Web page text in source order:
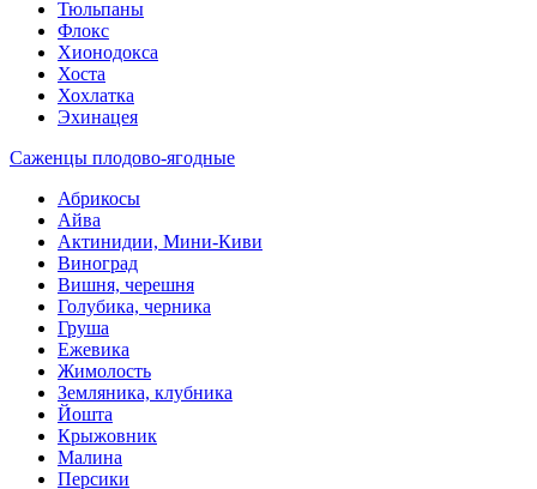
Тюльпаны
Флокс
Хионодокса
Хоста
Хохлатка
Эхинацея
Саженцы плодово-ягодные
Абрикосы
Айва
Актинидии, Мини-Киви
Виноград
Вишня, черешня
Голубика, черника
Груша
Ежевика
Жимолость
Земляника, клубника
Йошта
Крыжовник
Малина
Персики